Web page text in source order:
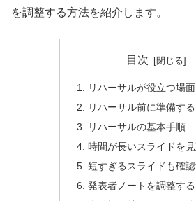
を調整する方法を紹介します。
目次
リハーサルが役立つ場面
リハーサル前に準備する
リハーサルの基本手順
時間が長いスライドを
短すぎるスライドも確
発表者ノートを調整する